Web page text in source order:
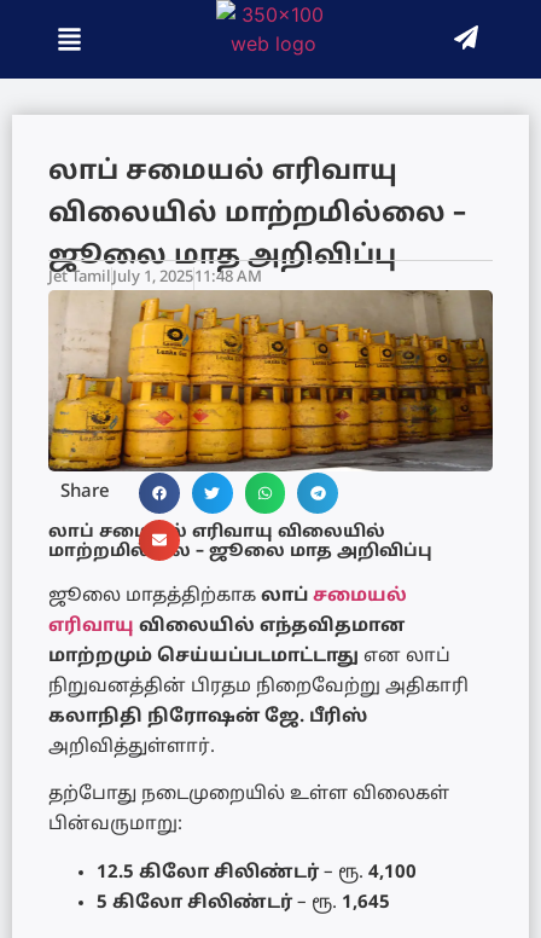
லாப் சமையல் எரிவாயு
விலையில் மாற்றமில்லை –
ஜூலை மாத அறிவிப்பு
Jet Tamil July 1, 202511:48 AM
Share
லாப் சமையல் எரிவாயு விலையில்
மாற்றமில்லை – ஜூலை மாத அறிவிப்பு
ஜூலை மாதத்திற்காக லாப் சமையல்
எரிவாயு விலையில் எந்தவிதமான
மாற்றமும் செய்யப்படமாட்டாது என லாப்
நிறுவனத்தின் பிரதம நிறைவேற்று அதிகாரி
கலாநிதி நிரோஷன் ஜே. பீரிஸ்
அறிவித்துள்ளார்.
தற்போது நடைமுறையில் உள்ள விலைகள்
பின்வருமாறு:
12.5 கிலோ சிலிண்டர்– ரூ. 4,100
5 கிலோ சிலிண்டர்– ரூ. 1,645